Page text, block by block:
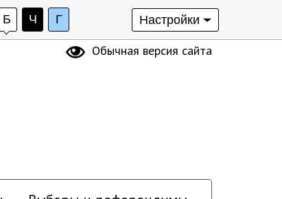
Б Ч Г Настройки
Обычная версия сайта